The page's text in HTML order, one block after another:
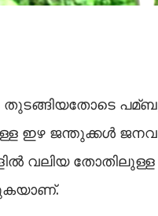
തുടങ്ങിയതോടെ
ഇഴ ജന്തുക്കള്‍
വലിയ തോതിലുള്ള